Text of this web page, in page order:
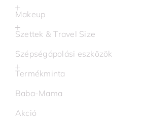
Makeup
Szettek & Travel Size
Szépségápolási eszközök
Termékminta
Baba-Mama
Akció